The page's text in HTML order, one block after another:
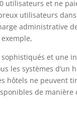
utilisateurs et ne
utilisateurs
administrative
et une
les systèmes d’un
hôtels ne peuvent
de manière